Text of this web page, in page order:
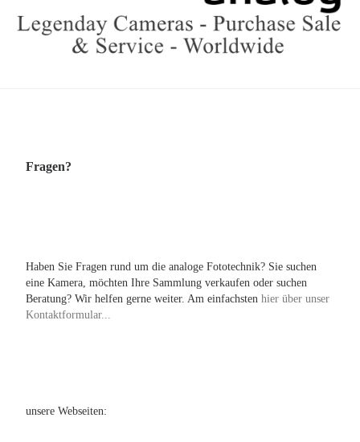
Fragen?
Haben Sie Fragen rund um die analoge Fototechnik? Sie suchen
eine Kamera, möchten Ihre Sammlung verkaufen oder suchen
Beratung? Wir helfen gerne weiter. Am einfachsten hier über unser
Kontaktformular...
unsere Webseiten: